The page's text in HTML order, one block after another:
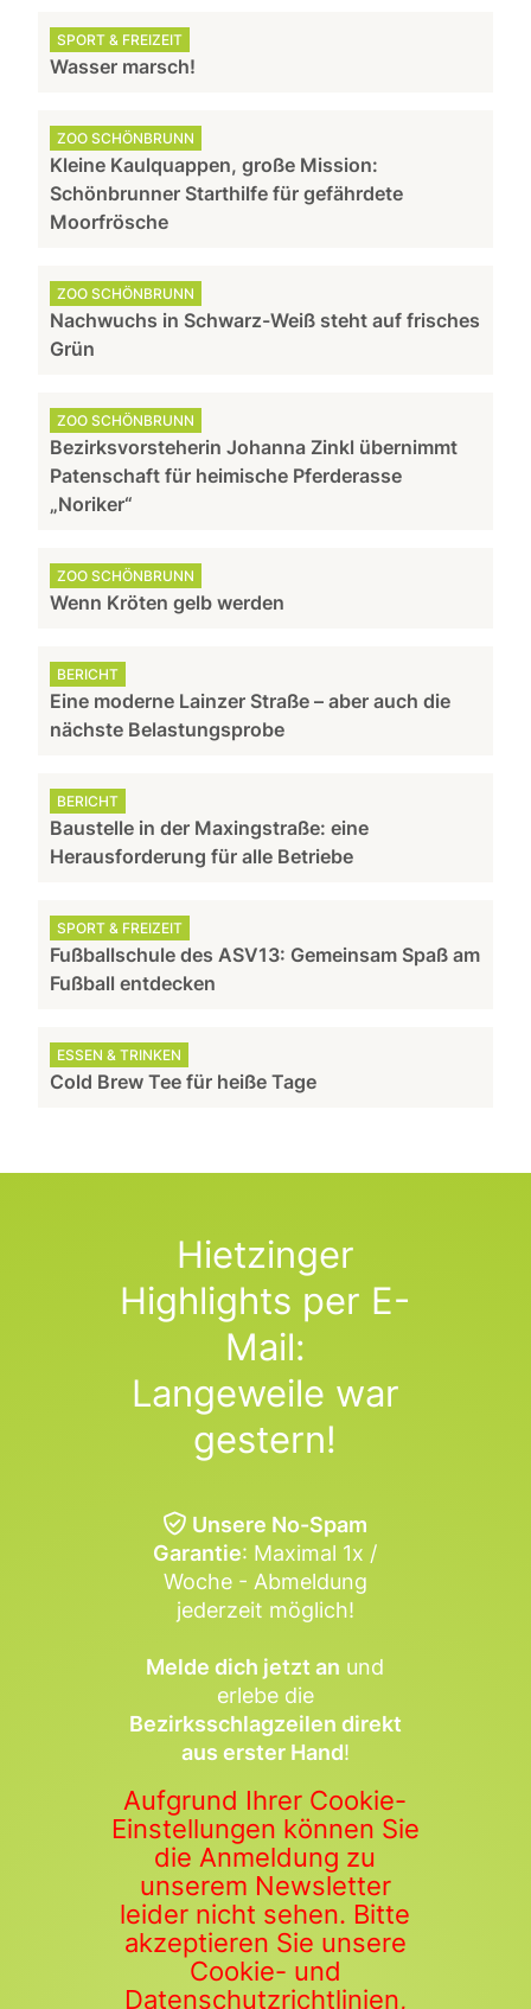
SPORT & FREIZEIT
Wasser marsch!
ZOO SCHÖNBRUNN
Kleine Kaulquappen, große Mission:
Schönbrunner Starthilfe für gefährdete
Moorfrösche
ZOO SCHÖNBRUNN
Nachwuchs in Schwarz-Weiß steht auf frisches
Grün
ZOO SCHÖNBRUNN
Bezirksvorsteherin Johanna Zinkl übernimmt
Patenschaft für heimische Pferderasse
„Noriker“
ZOO SCHÖNBRUNN
Wenn Kröten gelb werden
BERICHT
Eine moderne Lainzer Straße – aber auch die
nächste Belastungsprobe
BERICHT
Baustelle in der Maxingstraße: eine
Herausforderung für alle Betriebe
SPORT & FREIZEIT
Fußballschule des ASV13: Gemeinsam Spaß am
Fußball entdecken
ESSEN & TRINKEN
Cold Brew Tee für heiße Tage
Hietzinger
Highlights per E-
Mail:
Langeweile war
gestern!
Unsere No-Spam
Garantie: Maximal 1x /
Woche - Abmeldung
jederzeit möglich!
Melde dich jetzt an und
erlebe die
Bezirksschlagzeilen direkt
aus erster Hand!
Aufgrund Ihrer Cookie-
Einstellungen können Sie
die Anmeldung zu
unserem Newsletter
leider nicht sehen. Bitte
akzeptieren Sie unsere
Cookie- und
Datenschutzrichtlinien,